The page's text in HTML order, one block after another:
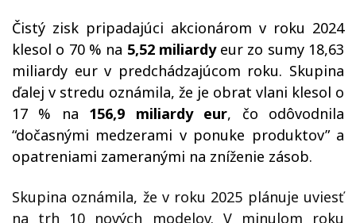
Čistý zisk pripadajúci akcionárom v roku 2024
klesol o 70 % na 5,52 miliardyeur zo sumy 18,63
miliardy eur v predchádzajúcom roku. Skupina
ďalej v stredu oznámila, že je obrat vlani klesol o
17 % na 156,9 miliardy eur, čo odôvodnila
“dočasnými medzerami v ponuke produktov” a
opatreniami zameranými na zníženie zásob.
Skupina oznámila, že v roku 2025 plánuje uviesť
na trh 10 nových modelov. V minulom roku